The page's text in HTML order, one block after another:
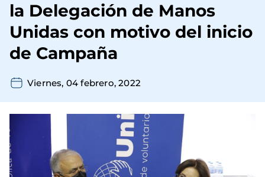
la Delegación de Manos
Unidas con motivo del inicio
de Campaña
Viernes, 04 febrero, 2022